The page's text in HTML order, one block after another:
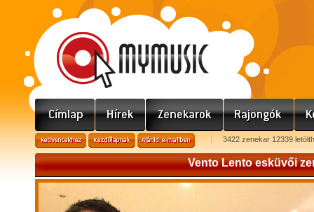
3422 zenekar 12339
Vento Lento esküvői